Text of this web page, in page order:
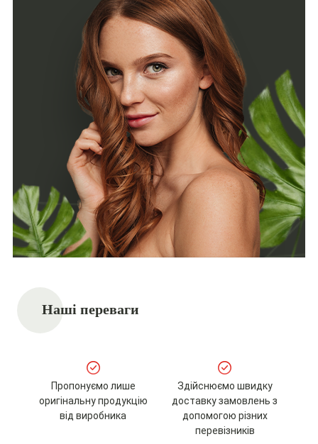
Наші переваги
Пропонуємо лише
оригінальну продукцію
від виробника
Здійснюємо швидку
доставку замовлень з
допомогою різних
перевізників